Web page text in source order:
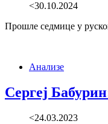
<30.10.2024
Прошле седмице у
Анализе
Сергеј
<24.03.2023